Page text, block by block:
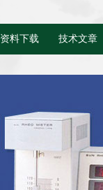
资料下载 技术文章